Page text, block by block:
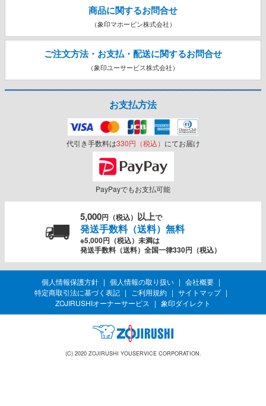
商品に関するお問合せ
（象印マホービン株式会社）
ご注文方法・お支払・配送に関するお問合せ
（象印ユーサービス株式会社）
お支払方法
代引き手数料は330円（税込） にてお届け
PayPayでもお支払可能
5,000円（税込） 以上で
発送手数料（送料）無料
※5,000円（税込）未満は
発送手数料（送料）全国一律330円（税込）
個人情報保護方針 個人情報の取り扱い
会社概要
特定商取引法に基づく表記
ご利用規約
サイトマップ
ZOJIRUSHIオーナーサービス
象印ダイレクト
(C) 2020 ZOJIRUSHI YOUSERVICE CORPORATION.